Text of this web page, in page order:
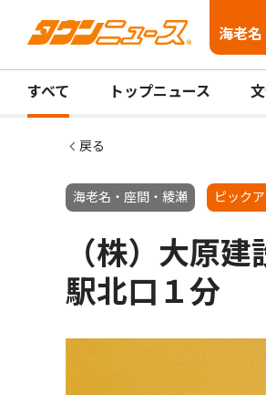
海老
すべて トップニュース
戻る
海老名・座間・綾瀬 ピック
（株）大原
駅北口１分